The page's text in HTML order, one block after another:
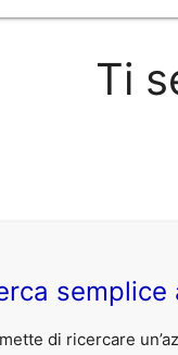
Ti
semplice
di ricercare